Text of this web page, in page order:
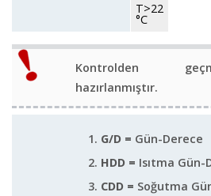
T>22
°C
Kontrolden
hazırlanmıştır.
G/D = Gün-Derece
HDD = Isıtma Gün-
CDD = Soğutma